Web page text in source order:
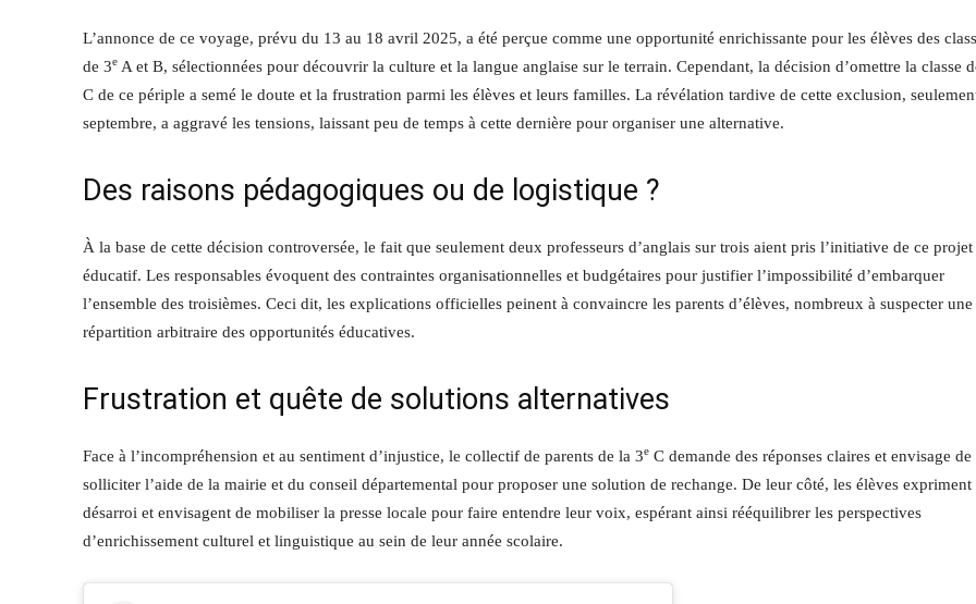
L’annonce de ce voyage, prévu du 13 au 18 avril 2025, a été perçue comme une opportunité enrichissante pour les élèves des
de 3e A et B, sélectionnées pour découvrir la culture et la langue anglaise sur le terrain. Cependant, la décision d’omettre la classe
C de ce périple a semé le doute et la frustration parmi les élèves et leurs familles. La révélation tardive de cette exclusion,
septembre, a aggravé les tensions, laissant peu de temps à cette dernière pour organiser une alternative.
Des raisons pédagogiques ou de logistique ?
À la base de cette décision controversée, le fait que seulement deux professeurs d’anglais sur trois aient pris l’initiative de ce projet
éducatif. Les responsables évoquent des contraintes organisationnelles et budgétaires pour justifier l’impossibilité d’embarquer
l’ensemble des troisièmes. Ceci dit, les explications officielles peinent à convaincre les parents d’élèves, nombreux à suspecter une
répartition arbitraire des opportunités éducatives.
Frustration et quête de solutions alternatives
Face à l’incompréhension et au sentiment d’injustice, le collectif de parents de la 3e C demande des réponses claires et envisage de
solliciter l’aide de la mairie et du conseil départemental pour proposer une solution de rechange. De leur côté, les élèves expriment
désarroi et envisagent de mobiliser la presse locale pour faire entendre leur voix, espérant ainsi rééquilibrer les perspectives
d’enrichissement culturel et linguistique au sein de leur année scolaire.